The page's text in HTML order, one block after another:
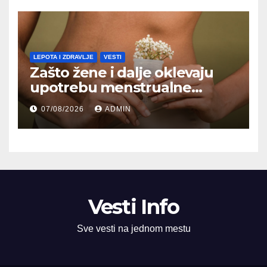
LEPOTA I ZDRAVLJE VESTI
Zašto žene i dalje oklevaju
upotrebu menstrualne
čašice?
07/08/2026 ADMIN
Vesti Info
Sve vesti na jednom mestu